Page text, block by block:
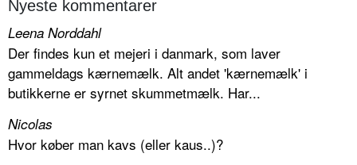
Nyeste kommentarer
Leena Norddahl
Der findes kun et mejeri i danmark, som laver
gammeldags kærnemælk. Alt andet 'kærnemælk' i
butikkerne er syrnet skummetmælk. Har...
Nicolas
Hvor køber man kavs (eller kaus..)?